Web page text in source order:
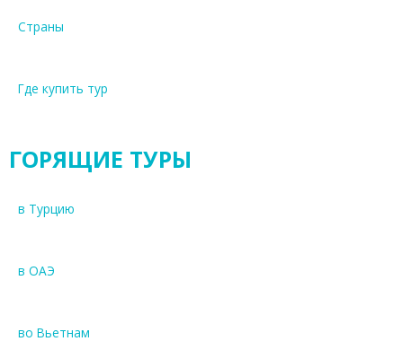
Страны
Где купить тур
ГОРЯЩИЕ ТУРЫ
в Турцию
в ОАЭ
во Вьетнам